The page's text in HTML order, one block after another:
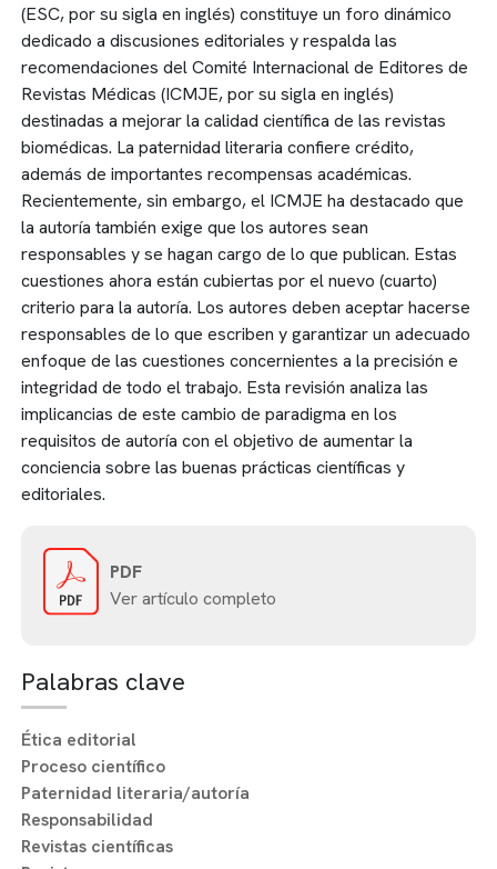
(ESC, por su sigla en inglés) constituye un foro dinámico
dedicado a discusiones editoriales y respalda las
recomendaciones del Comité Internacional de Editores de
Revistas Médicas (ICMJE, por su sigla en inglés)
destinadas a mejorar la calidad científica de las revistas
biomédicas. La paternidad literaria confiere crédito,
además de importantes recompensas académicas.
Recientemente, sin embargo, el ICMJE ha destacado que
la autoría también exige que los autores sean
responsables y se hagan cargo de lo que publican. Estas
cuestiones ahora están cubiertas por el nuevo (cuarto)
criterio para la autoría. Los autores deben aceptar hacerse
responsables de lo que escriben y garantizar un adecuado
enfoque de las cuestiones concernientes a la precisión e
integridad de todo el trabajo. Esta revisión analiza las
implicancias de este cambio de paradigma en los
requisitos de autoría con el objetivo de aumentar la
conciencia sobre las buenas prácticas científicas y
editoriales.
PDF
Ver artículo completo
Palabras clave
Ética editorial
Proceso científico
Paternidad literaria/autoría
Responsabilidad
Revistas científicas